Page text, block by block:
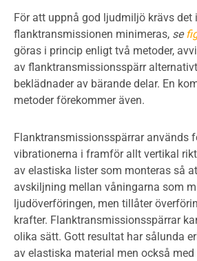
För att uppnå god ljudmiljö krävs
flanktransmissionen minimeras, se
göras i princip enligt två metoder,
av flanktransmissionsspärr
beklädnader av bärande delar. En
metoder förekommer även.
Flanktransmissionsspärrar används
vibrationerna i framför allt vertikal
av elastiska lister som monteras så
avskiljning mellan våningarna som
ljudöverföringen, men tillåter
krafter. Flanktransmissionsspärrar
olika sätt. Gott resultat har sålunda
av elastiska material men också med